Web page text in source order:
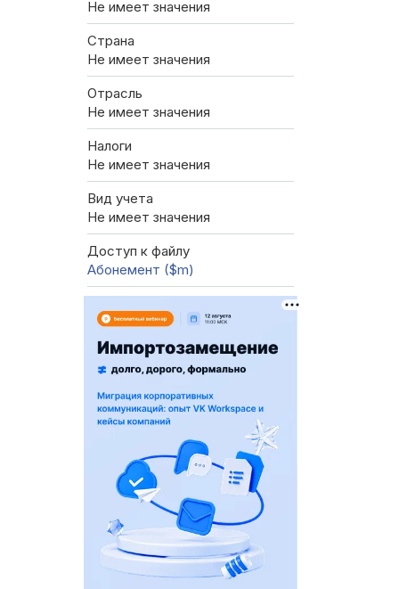
Не имеет значения
Страна
Не имеет значения
Отрасль
Не имеет значения
Налоги
Не имеет значения
Вид учета
Не имеет значения
Доступ к файлу
Абонемент ($m)